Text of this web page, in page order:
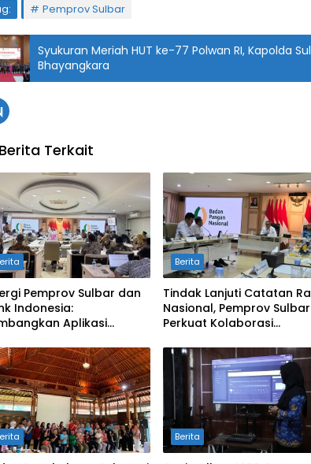
Pemprov Sulbar
Syukuran Meriah HUT ke-77 Polwan RI, Kapolda
Berita Terkait
Pemprov Sulbar dan
Indonesia:
Aplikasi
Harga Pangan
Berita
Tindak Lanjuti Catatan
Nasional, Pemprov Sulbar
Perkuat Kolaborasi
BSPS
Berita